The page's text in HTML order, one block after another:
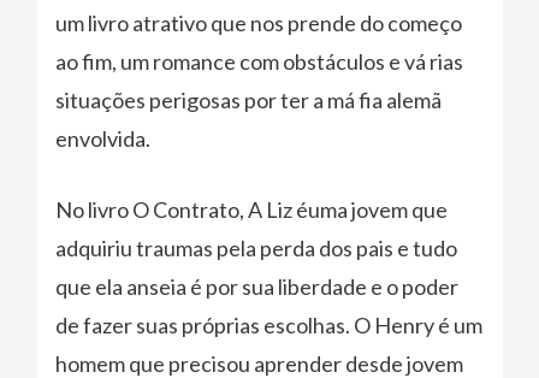
um livro atrativo que nos prende do começo
ao fim, um romance com obstáculos e vá rias
situações perigosas por ter a má fia alemã
envolvida.
No livro O Contrato, A Liz éuma jovem que
adquiriu traumas pela perda dos pais e tudo
que ela anseia é por sua liberdade e o poder
de fazer suas próprias escolhas. O Henry é um
homem que precisou aprender desde jovem